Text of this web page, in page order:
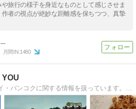
旅行の様子を身近なものとして感じさせま
者の視点が絶妙な距離感を保ちつつ、真摯
月間IN:1480
このサイトでは、タイ・バンコクに関する情報を扱っています。旅行や出張で訪れる際に役立つ情報を更新していきます。